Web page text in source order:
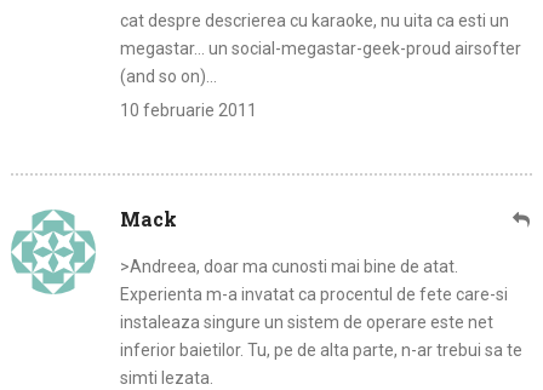
cat despre descrierea cu karaoke, nu uita ca esti un
megastar… un social-megastar-geek-proud airsofter
(and so on)…
10 februarie 2011
Mack
>Andreea, doar ma cunosti mai bine de atat.
Experienta m-a invatat ca procentul de fete care-si
instaleaza singure un sistem de operare este net
inferior baietilor. Tu, pe de alta parte, n-ar trebui sa te
simti lezata.